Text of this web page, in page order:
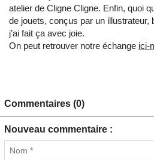
atelier de Cligne Cligne. Enfin, quoi
de jouets, conçus par un illustrateur,
j’ai fait ça avec joie.
On peut retrouver notre échange ici-
Commentaires (0)
Nouveau commentaire :